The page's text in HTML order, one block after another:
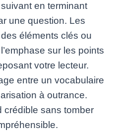
en terminant
une question. Les
éléments clés ou
sur les points
votre lecteur.
entre un vocabulaire
à outrance.
crédible sans tomber